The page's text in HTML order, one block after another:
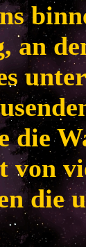
an
die
von
die